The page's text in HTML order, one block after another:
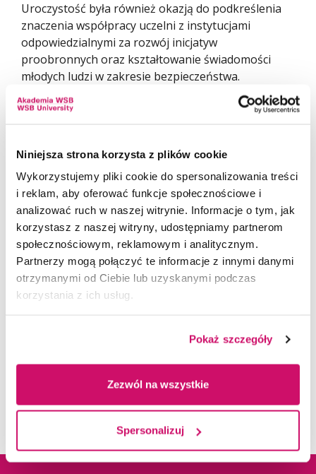
Niniejsza strona korzysta z plików cookie
Wykorzystujemy pliki cookie do spersonalizowania treści
i reklam, aby oferować funkcje społecznościowe i
analizować ruch w naszej witrynie. Informacje o tym, jak
korzystasz z naszej witryny, udostępniamy partnerom
społecznościowym, reklamowym i analitycznym.
Partnerzy mogą połączyć te informacje z innymi danymi
otrzymanymi od Ciebie lub uzyskanymi podczas
korzystania z ich usług.
Pokaż szczegóły
Zezwól na wszystkie
Spersonalizuj
Uroczystość była również okazją do podkreślenia
znaczenia współpracy uczelni z instytucjami
odpowiedzialnymi za rozwój inicjatyw
proobronnych oraz kształtowanie świadomości
młodych ludzi w zakresie bezpieczeństwa.
Serdecznie gratulujemy wszystkim uczestnikom IX
edycji Legii Akademickiej i życzymy dalszych